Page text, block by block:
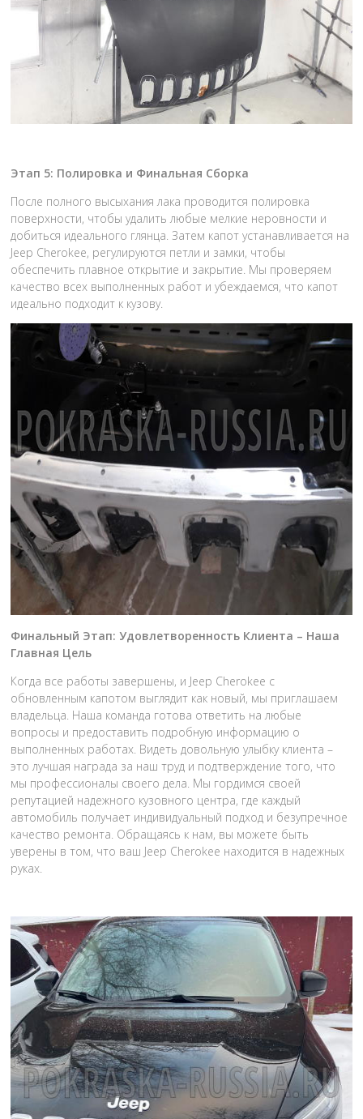
Этап 5: Полировка и Финальная Сборка
После полного высыхания лака проводится полировка
поверхности, чтобы удалить любые мелкие неровности и
добиться идеального глянца. Затем капот устанавливается на
Jeep Cherokee, регулируются петли и замки, чтобы
обеспечить плавное открытие и закрытие. Мы проверяем
качество всех выполненных работ и убеждаемся, что капот
идеально подходит к кузову.
Финальный Этап: Удовлетворенность Клиента – Наша
Главная Цель
Когда все работы завершены, и Jeep Cherokee с
обновленным капотом выглядит как новый, мы приглашаем
владельца. Наша команда готова ответить на любые
вопросы и предоставить подробную информацию о
выполненных работах. Видеть довольную улыбку клиента –
это лучшая награда за наш труд и подтверждение того, что
мы профессионалы своего дела. Мы гордимся своей
репутацией надежного кузовного центра, где каждый
автомобиль получает индивидуальный подход и безупречное
качество ремонта. Обращаясь к нам, вы можете быть
уверены в том, что ваш Jeep Cherokee находится в надежных
руках.